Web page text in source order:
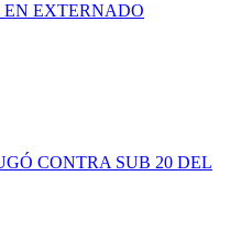
EXTERNADO
CONTRA SUB 20 DEL